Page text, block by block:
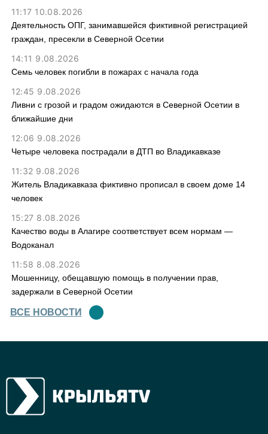
11:17 10.08.2026
Деятельность ОПГ, занимавшейся фиктивной регистрацией
граждан, пресекли в Северной Осетии
14:11 9.08.2026
Семь человек погибли в пожарах с начала года
12:45 9.08.2026
Ливни с грозой и градом ожидаются в Северной Осетии в
ближайшие дни
12:06 9.08.2026
Четыре человека пострадали в ДТП во Владикавказе
11:32 9.08.2026
Житель Владикавказа фиктивно прописал в своем доме 14
человек
15:27 8.08.2026
Качество воды в Алагире соответствует всем нормам —
Водоканал
11:58 8.08.2026
Мошенницу, обещавшую помощь в получении прав,
задержали в Северной Осетии
ВСЕ НОВОСТИ